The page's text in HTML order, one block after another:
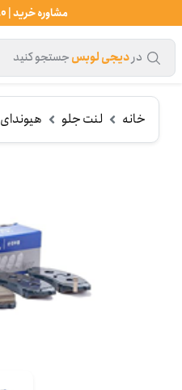
مشاوره خرید | 33995880-021
دردیجی لوبسجستجو کنید
خانه لنت جلو هیوندای